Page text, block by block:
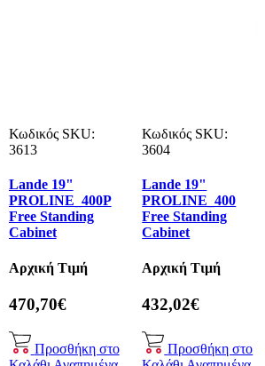
Κωδικός SKU:
3613
Lande 19"
PROLINE_400P
Free Standing
Cabinet
Αρχική Τιμή
470,70€
Προσθήκη στο
Κωδικός SKU:
3604
Lande 19"
PROLINE_400
Free Standing
Cabinet
Αρχική Τιμή
432,02€
Προσθήκη στο